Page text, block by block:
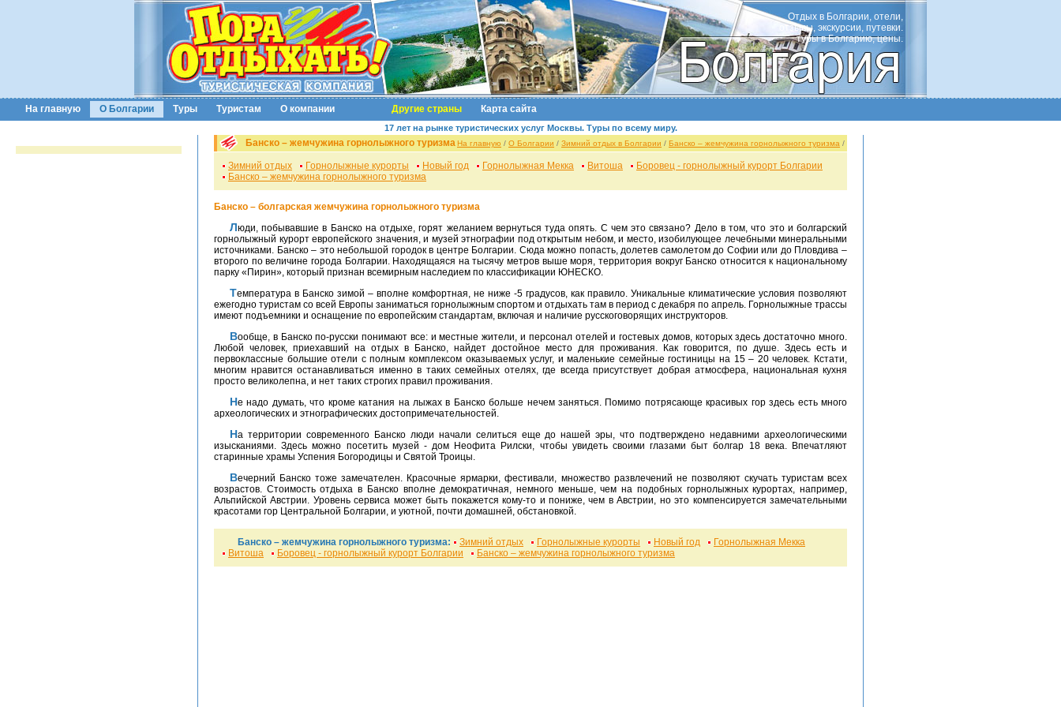
Отдых в Болгарии, отели,
отзывы, экскурсии, путевки.
туры в Болгарию, цены.
На главную О Болгарии Туры Туристам О компании Другие страны Карта сайта
17 лет на рынке туристических услуг Москвы. Туры по всему миру.
Банско – жемчужина горнолыжного туризмаНа главную / О Болгарии / Зимний отдых в Болгарии / Банско – жемчужина горнолыжного туризма /
Зимний отдых Горнолыжные курорты Новый год Горнолыжная Мекка Витоша
Боровец - горнолыжный курорт Болгарии
Банско – жемчужина горнолыжного туризма
Банско – болгарская жемчужина горнолыжного туризма
Люди, побывавшие в Банско на отдыхе, горят желанием вернуться туда опять. С чем это связано? Дело в том, что это и болгарский
горнолыжный курорт европейского значения, и музей этнографии под открытым небом, и место, изобилующее лечебными минеральными
источниками. Банско – это небольшой городок в центре Болгарии. Сюда можно попасть, долетев самолетом до Софии или до Пловдива –
второго по величине города Болгарии. Находящаяся на тысячу метров выше моря, территория вокруг Банско относится к национальному
парку «Пирин», который признан всемирным наследием по классификации ЮНЕСКО.
Температура в Банско зимой – вполне комфортная, не ниже -5 градусов, как правило. Уникальные климатические условия позволяют
ежегодно туристам со всей Европы заниматься горнолыжным спортом и отдыхать там в период с декабря по апрель. Горнолыжные трассы
имеют подъемники и оснащение по европейским стандартам, включая и наличие русскоговорящих инструкторов.
Вообще, в Банско по-русски понимают все: и местные жители, и персонал отелей и гостевых домов, которых здесь достаточно много.
Любой человек, приехавший на отдых в Банско, найдет достойное место для проживания. Как говорится, по душе. Здесь есть и
первоклассные большие отели с полным комплексом оказываемых услуг, и маленькие семейные гостиницы на 15 – 20 человек. Кстати,
многим нравится останавливаться именно в таких семейных отелях, где всегда присутствует добрая атмосфера, национальная кухня
просто великолепна, и нет таких строгих правил проживания.
Не надо думать, что кроме катания на лыжах в Банско больше нечем заняться. Помимо потрясающе красивых гор здесь есть много
археологических и этнографических достопримечательностей.
На территории современного Банско люди начали селиться еще до нашей эры, что подтверждено недавними археологическими
изысканиями. Здесь можно посетить музей - дом Неофита Рилски, чтобы увидеть своими глазами быт болгар 18 века. Впечатляют
старинные храмы Успения Богородицы и Святой Троицы.
Вечерний Банско тоже замечателен. Красочные ярмарки, фестивали, множество развлечений не позволяют скучать туристам всех
возрастов. Стоимость отдыха в Банско вполне демократичная, немного меньше, чем на подобных горнолыжных курортах, например,
Альпийской Австрии. Уровень сервиса может быть покажется кому-то и пониже, чем в Австрии, но это компенсируется замечательными
красотами гор Центральной Болгарии, и уютной, почти домашней, обстановкой.
Банско – жемчужина горнолыжного туризма: Зимний отдых Горнолыжные курорты Новый год
Горнолыжная Мекка
Витоша
Боровец - горнолыжный курорт Болгарии Банско – жемчужина горнолыжного туризма